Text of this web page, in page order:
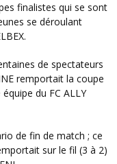
finalistes qui se sont
se déroulant
remportait la coupe
du FC ALLY
sur le fil (3 à 2)